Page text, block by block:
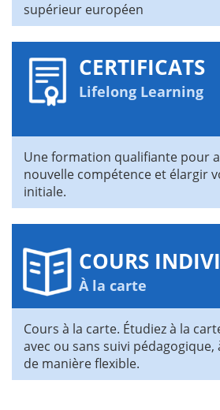
supérieur européen
CERTIFICATS
Lifelong Learning
Une formation qualifiante pour
nouvelle compétence et élargir
initiale.
COURS
À la carte
Cours à la carte. Étudiez à la
avec ou sans suivi
de manière flexible.